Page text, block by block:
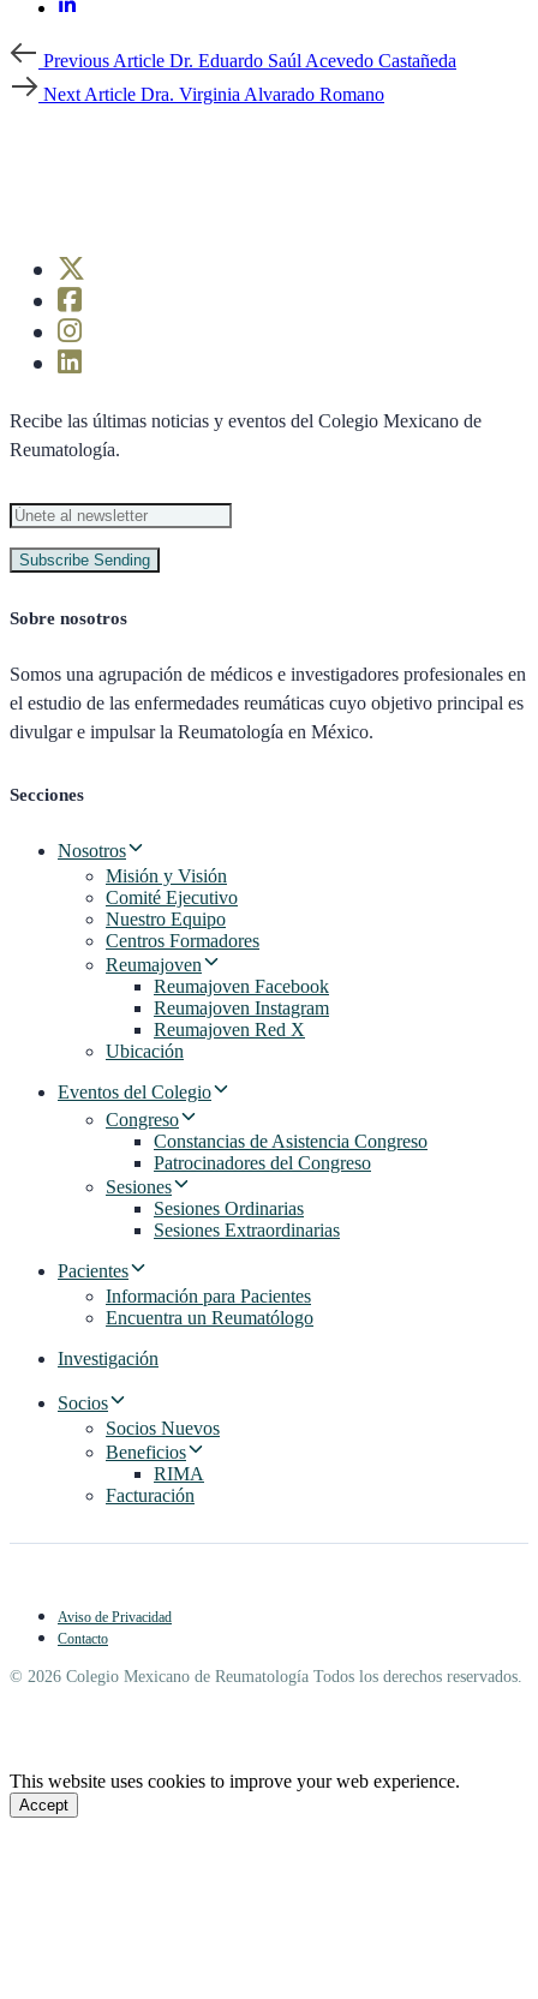
Previous
ArticlePrevious Article Dr. Eduardo Saúl Acevedo Castañeda
Next
ArticleNext Article Dra. Virginia Alvarado Romano
Recibe las últimas noticias y eventos del Colegio Mexicano de
Reumatología.
Subscribe Sending
Sobre nosotros
Somos una agrupación de médicos e investigadores profesionales en
el estudio de las enfermedades reumáticas cuyo objetivo principal es
divulgar e impulsar la Reumatología en México.
Secciones
Nosotros
Misión y Visión
Comité Ejecutivo
Nuestro Equipo
Centros Formadores
Reumajoven
Reumajoven Facebook
Reumajoven Instagram
Reumajoven Red X
Ubicación
Eventos del Colegio
Congreso
Constancias de Asistencia Congreso
Patrocinadores del Congreso
Sesiones
Sesiones Ordinarias
Sesiones Extraordinarias
Pacientes
Información para Pacientes
Encuentra un Reumatólogo
Investigación
Socios
Socios Nuevos
Beneficios
RIMA
Facturación
Aviso de Privacidad
Contacto
© 2026 Colegio Mexicano de Reumatología Todos los derechos reservados.
This website uses cookies to improve your web experience.
Accept